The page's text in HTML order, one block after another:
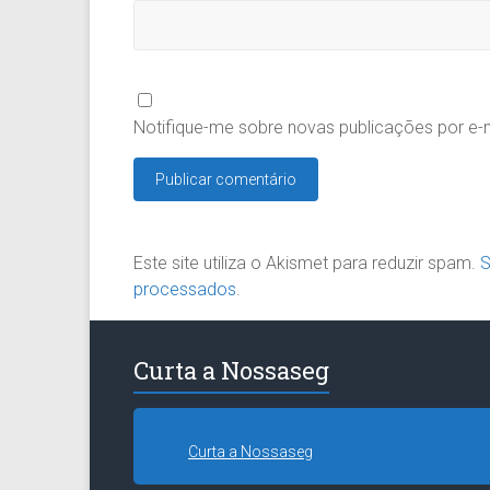
Notifique-me sobre novas publicações por e-
Este site utiliza o Akismet para reduzir spam.
processados.
Curta a Nossaseg
Curta a Nossaseg